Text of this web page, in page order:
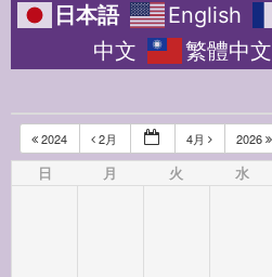
日本語 English
中文
繁體中文
2024 2月 4月 2026
日 月 火 水